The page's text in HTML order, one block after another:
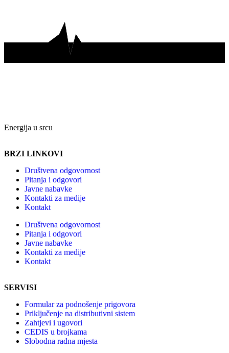
Energija u srcu
BRZI LINKOVI
Društvena odgovornost
Pitanja i odgovori
Javne nabavke
Kontakti za medije
Kontakt
Društvena odgovornost
Pitanja i odgovori
Javne nabavke
Kontakti za medije
Kontakt
SERVISI
Formular za podnošenje prigovora
Priključenje na distributivni sistem
Zahtjevi i ugovori
CEDIS u brojkama
Slobodna radna mjesta